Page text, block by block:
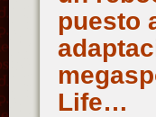
puesto
Life…